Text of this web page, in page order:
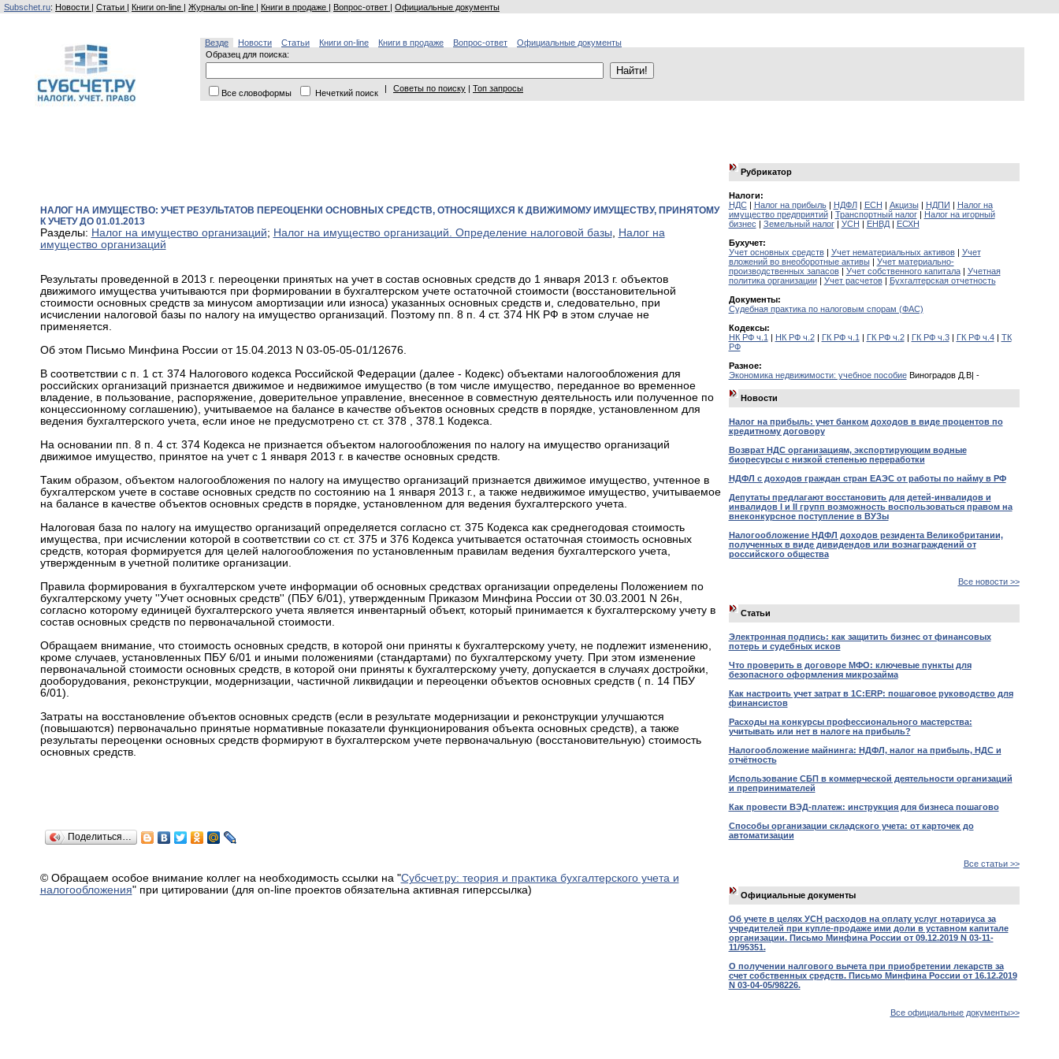
Subschet.ru: Новости | Статьи | Книги on-line | Журналы on-line | Книги в продаже | Вопрос-ответ | Официальные документы
Везде Новости Статьи Книги on-line Книги в продаже Вопрос-ответ
Официальные документы
Образец для поиска:
Все словоформы Нечеткий поиск | Советы по поиску | Топ запросы
НАЛОГ НА ИМУЩЕСТВО: УЧЕТ РЕЗУЛЬТАТОВ ПЕРЕОЦЕНКИ ОСНОВНЫХ СРЕДСТВ, ОТНОСЯЩИХСЯ К ДВИЖИМОМУ ИМУЩЕСТВУ, ПРИНЯТОМУ
К УЧЕТУ ДО 01.01.2013
Разделы: Налог на имущество организаций; Налог на имущество организаций. Определение налоговой базы, Налог на
имущество организаций
Результаты проведенной в 2013 г. переоценки принятых на учет в состав основных средств до 1 января 2013 г. объектов
движимого имущества учитываются при формировании в бухгалтерском учете остаточной стоимости (восстановительной
стоимости основных средств за минусом амортизации или износа) указанных основных средств и, следовательно, при
исчислении налоговой базы по налогу на имущество организаций. Поэтому пп. 8 п. 4 ст. 374 НК РФ в этом случае не
применяется.
Об этом Письмо Минфина России от 15.04.2013 N 03-05-05-01/12676.
В соответствии с п. 1 ст. 374 Налогового кодекса Российской Федерации (далее - Кодекс) объектами налогообложения для
российских организаций признается движимое и недвижимое имущество (в том числе имущество, переданное во временное
владение, в пользование, распоряжение, доверительное управление, внесенное в совместную деятельность или полученное по
концессионному соглашению), учитываемое на балансе в качестве объектов основных средств в порядке, установленном для
ведения бухгалтерского учета, если иное не предусмотрено ст. ст. 378 , 378.1 Кодекса.
На основании пп. 8 п. 4 ст. 374 Кодекса не признается объектом налогообложения по налогу на имущество организаций
движимое имущество, принятое на учет с 1 января 2013 г. в качестве основных средств.
Таким образом, объектом налогообложения по налогу на имущество организаций признается движимое имущество, учтенное в
бухгалтерском учете в составе основных средств по состоянию на 1 января 2013 г., а также недвижимое имущество, учитываемое
на балансе в качестве объектов основных средств в порядке, установленном для ведения бухгалтерского учета.
Налоговая база по налогу на имущество организаций определяется согласно ст. 375 Кодекса как среднегодовая стоимость
имущества, при исчислении которой в соответствии со ст. ст. 375 и 376 Кодекса учитывается остаточная стоимость основных
средств, которая формируется для целей налогообложения по установленным правилам ведения бухгалтерского учета,
утвержденным в учетной политике организации.
Правила формирования в бухгалтерском учете информации об основных средствах организации определены Положением по
бухгалтерскому учету ''Учет основных средств'' (ПБУ 6/01), утвержденным Приказом Минфина России от 30.03.2001 N 26н,
согласно которому единицей бухгалтерского учета является инвентарный объект, который принимается к бухгалтерскому учету в
состав основных средств по первоначальной стоимости.
Обращаем внимание, что стоимость основных средств, в которой они приняты к бухгалтерскому учету, не подлежит изменению,
кроме случаев, установленных ПБУ 6/01 и иными положениями (стандартами) по бухгалтерскому учету. При этом изменение
первоначальной стоимости основных средств, в которой они приняты к бухгалтерскому учету, допускается в случаях достройки,
дооборудования, реконструкции, модернизации, частичной ликвидации и переоценки объектов основных средств ( п. 14 ПБУ
6/01).
Затраты на восстановление объектов основных средств (если в результате модернизации и реконструкции улучшаются
(повышаются) первоначально принятые нормативные показатели функционирования объекта основных средств), а также
результаты переоценки основных средств формируют в бухгалтерском учете первоначальную (восстановительную) стоимость
основных средств.
Поделиться…
© Обращаем особое внимание коллег на необходимость ссылки на "Субсчет.ру: теория и практика бухгалтерского учета и
налогообложения" при цитировании (для on-line проектов обязательна активная гиперссылка)
Рубрикатор
Налоги:
НДС| Налог на прибыль| НДФЛ| ЕСН | Акцизы| НДПИ | Налог на
имущество предприятий| Транспортный налог| Налог на игорный
бизнес | Земельный налог| УСН | ЕНВД| ЕСХН
Бухучет:
Учет основных средств| Учет нематериальных активов| Учет
вложений во внеоборотные активы| Учет материально-
производственных запасов| Учет собственного капитала| Учетная
политика организации| Учет расчетов| Бухгалтерская отчетность
Документы:
Судебная практика по налоговым спорам (ФАС)
Кодексы:
НК РФ ч.1 | НК РФ ч.2| ГК РФ ч.1 | ГК РФ ч.2| ГК РФ ч.3| ГК РФ ч.4| ТК
РФ
Разное:
Экономика недвижимости: учебное пособиеВиноградов Д.В| -
Новости
Налог на прибыль: учет банком доходов в виде процентов по
кредитному договору
Возврат НДС организациям, экспортирующим водные
биоресурсы с низкой степенью переработки
НДФЛ с доходов граждан стран ЕАЭС от работы по найму в РФ
Депутаты предлагают восстановить для детей-инвалидов и
инвалидов I и II групп возможность воспользоваться правом на
внеконкурсное поступление в ВУЗы
Налогообложение НДФЛ доходов резидента Великобритании,
полученных в виде дивидендов или вознаграждений от
российского общества
Все новости >>
Статьи
Электронная подпись: как защитить бизнес от финансовых
потерь и судебных исков
Что проверить в договоре МФО: ключевые пункты для
безопасного оформления микрозайма
Как настроить учет затрат в 1С:ERP: пошаговое руководство для
финансистов
Расходы на конкурсы профессионального мастерства:
учитывать или нет в налоге на прибыль?
Налогообложение майнинга: НДФЛ, налог на прибыль, НДС и
отчётность
Использование СБП в коммерческой деятельности организаций
и препринимателей
Как провести ВЭД-платеж: инструкция для бизнеса пошагово
Способы организации складского учета: от карточек до
автоматизации
Все статьи >>
Официальные документы
Об учете в целях УСН расходов на оплату услуг нотариуса за
учредителей при купле-продаже ими доли в уставном капитале
организации. Письмо Минфина России от 09.12.2019 N 03-11-
11/95351.
О получении налгового вычета при приобретении лекарств за
счет собственных средств. Письмо Минфина России от 16.12.2019
N 03-04-05/98226.
Все официальные документы>>